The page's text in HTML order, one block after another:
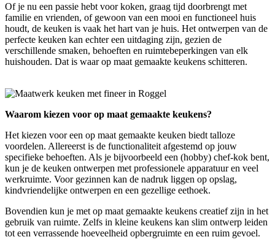
Of je nu een passie hebt voor koken, graag tijd doorbrengt met
familie en vrienden, of gewoon van een mooi en functioneel huis
houdt, de keuken is vaak het hart van je huis. Het ontwerpen van de
perfecte keuken kan echter een uitdaging zijn, gezien de
verschillende smaken, behoeften en ruimtebeperkingen van elk
huishouden. Dat is waar op maat gemaakte keukens schitteren.
Waarom kiezen voor op maat gemaakte keukens?
Het kiezen voor een op maat gemaakte keuken biedt talloze
voordelen. Allereerst is de functionaliteit afgestemd op jouw
specifieke behoeften. Als je bijvoorbeeld een (hobby) chef-kok bent,
kun je de keuken ontwerpen met professionele apparatuur en veel
werkruimte. Voor gezinnen kan de nadruk liggen op opslag,
kindvriendelijke ontwerpen en een gezellige eethoek.
Bovendien kun je met op maat gemaakte keukens creatief zijn in het
gebruik van ruimte. Zelfs in kleine keukens kan slim ontwerp leiden
tot een verrassende hoeveelheid opbergruimte en een ruim gevoel.